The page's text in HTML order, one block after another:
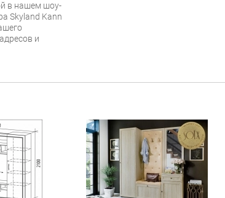
в нашем шоу-
Skyland Kann
и